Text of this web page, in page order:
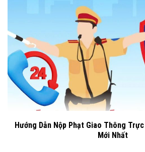
Hướng Dẫn Nộp Phạt Giao Thông
Mới Nhất